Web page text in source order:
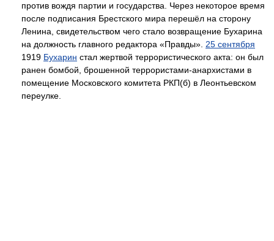
против вождя партии и государства. Через некоторое время
после подписания Брестского мира перешёл на сторону
Ленина, свидетельством чего стало возвращение Бухарина
на должность главного редактора «Правды». 25 сентября
1919 Бухарин стал жертвой террористического акта: он был
ранен бомбой, брошенной террористами-анархистами в
помещение Московского комитета РКП(б) в Леонтьевском
переулке.